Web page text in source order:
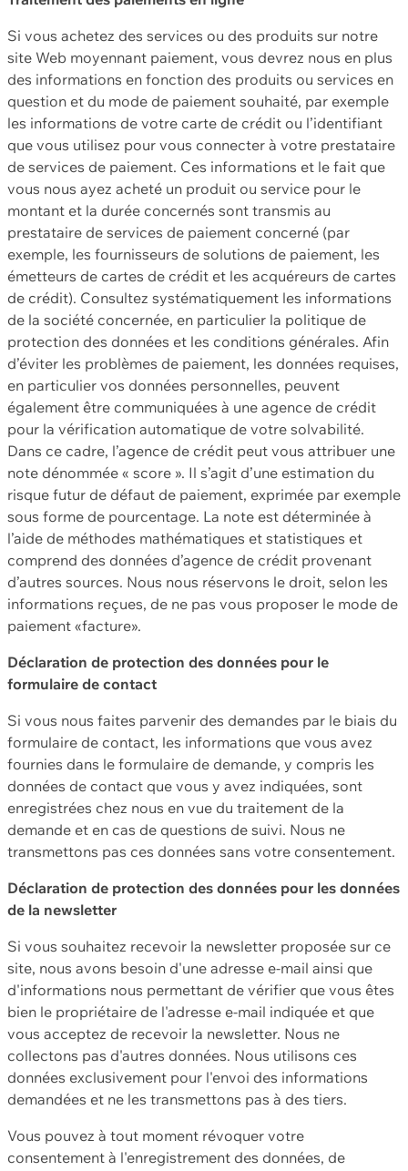
Si vous achetez des services ou des produits sur notre
site Web moyennant paiement, vous devrez nous en plus
des informations en fonction des produits ou services en
question et du mode de paiement souhaité, par exemple
les informations de votre carte de crédit ou l’identifiant
que vous utilisez pour vous connecter à votre prestataire
de services de paiement. Ces informations et le fait que
vous nous ayez acheté un produit ou service pour le
montant et la durée concernés sont transmis au
prestataire de services de paiement concerné (par
exemple, les fournisseurs de solutions de paiement, les
émetteurs de cartes de crédit et les acquéreurs de cartes
de crédit). Consultez systématiquement les informations
de la société concernée, en particulier la politique de
protection des données et les conditions générales. Afin
d’éviter les problèmes de paiement, les données requises,
en particulier vos données personnelles, peuvent
également être communiquées à une agence de crédit
pour la vérification automatique de votre solvabilité.
Dans ce cadre, l’agence de crédit peut vous attribuer une
note dénommée « score ». Il s’agit d’une estimation du
risque futur de défaut de paiement, exprimée par exemple
sous forme de pourcentage. La note est déterminée à
l’aide de méthodes mathématiques et statistiques et
comprend des données d’agence de crédit provenant
d’autres sources. Nous nous réservons le droit, selon les
informations reçues, de ne pas vous proposer le mode de
paiement «facture».
Déclaration de protection des données pour le
formulaire de contact
Si vous nous faites parvenir des demandes par le biais du
formulaire de contact, les informations que vous avez
fournies dans le formulaire de demande, y compris les
données de contact que vous y avez indiquées, sont
enregistrées chez nous en vue du traitement de la
demande et en cas de questions de suivi. Nous ne
transmettons pas ces données sans votre consentement.
Déclaration de protection des données pour les données
de la newsletter
Si vous souhaitez recevoir la newsletter proposée sur ce
site, nous avons besoin d'une adresse e-mail ainsi que
d'informations nous permettant de vérifier que vous êtes
bien le propriétaire de l'adresse e-mail indiquée et que
vous acceptez de recevoir la newsletter. Nous ne
collectons pas d'autres données. Nous utilisons ces
données exclusivement pour l'envoi des informations
demandées et ne les transmettons pas à des tiers.
Vous pouvez à tout moment révoquer votre
consentement à l'enregistrement des données, de